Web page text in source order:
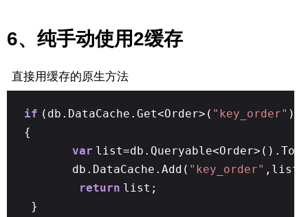
6、纯手动使用2缓存
直接用缓存的原生方法
if (db.DataCache.Get<Order>( "key_order" )
{
var
db.DataCache.Add( "key_order"
return list;
}